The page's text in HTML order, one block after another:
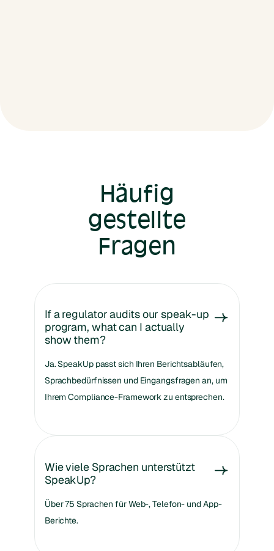
Häufig
gestellte
Fragen
If a regulator audits our speak-up
program, what can I actually
show them?
Ja. SpeakUp passt sich Ihren Berichtsabläufen,
Sprachbedürfnissen und Eingangsfragen an, um
Ihrem Compliance-Framework zu entsprechen.
Wie viele Sprachen unterstützt
SpeakUp?
Über 75 Sprachen für Web-, Telefon- und App-
Berichte.